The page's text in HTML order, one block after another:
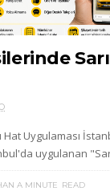
Uygulaması
uygulanan
A MINUTE READ